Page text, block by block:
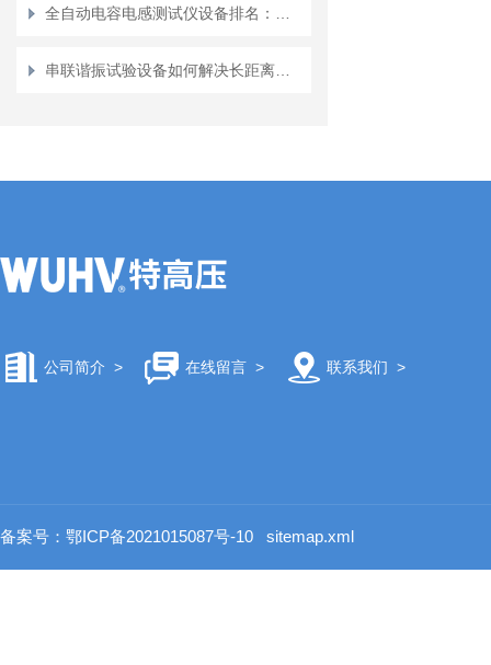
公司简介 > 在线留言> 联系我们 >
备案号：鄂ICP备2021015087号-10 sitemap.xml